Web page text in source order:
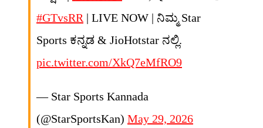
#GTvsRR | LIVE NOW | ನಿಮ್ಮ Star
Sports ಕನ್ನಡ & JioHotstar ನಲ್ಲಿ.
pic.twitter.com/XkQ7eMfRO9
— Star Sports Kannada
(@StarSportsKan) May 29, 2026